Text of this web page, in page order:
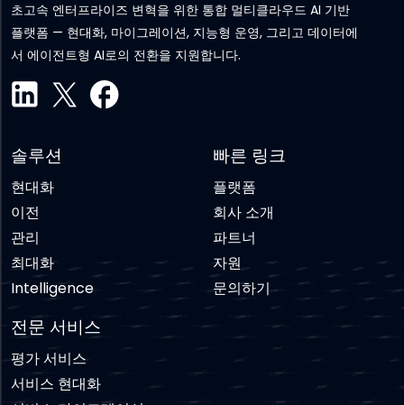
초고속 엔터프라이즈 변혁을 위한 통합 멀티클라우드 AI 기반
플랫폼 — 현대화, 마이그레이션, 지능형 운영, 그리고 데이터에
서 에이전트형 AI로의 전환을 지원합니다.
솔루션
현대화
이전
관리
최대화
Intelligence
전문 서비스
평가 서비스
서비스 현대화
빠른 링크
플랫폼
회사 소개
파트너
자원
문의하기